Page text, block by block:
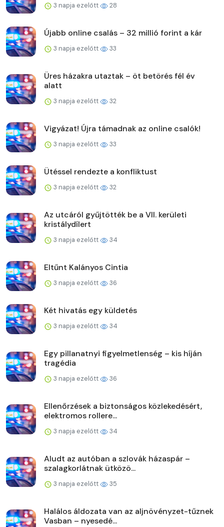
3 napja ezelőtt 28
Újabb online csalás – 32 millió forint a kár
3 napja ezelőtt 33
Üres házakra utaztak – öt betörés fél év
alatt
3 napja ezelőtt 32
Vigyázat! Újra támadnak az online csalók!
3 napja ezelőtt 33
Ütéssel rendezte a konfliktust
3 napja ezelőtt 32
Az utcáról gyűjtötték be a VII. kerületi
kristálydílert
3 napja ezelőtt 34
Eltűnt Kalányos Cintia
3 napja ezelőtt 36
Két hivatás egy küldetés
3 napja ezelőtt 34
Egy pillanatnyi figyelmetlenség – kis híján
tragédia
3 napja ezelőtt 36
Ellenőrzések a biztonságos közlekedésért,
elektromos rollere...
3 napja ezelőtt 34
Aludt az autóban a szlovák házaspár –
szalagkorlátnak ütközö...
3 napja ezelőtt 35
Halálos áldozata van az aljnövényzet-tűznek
Vasban – nyesedé...